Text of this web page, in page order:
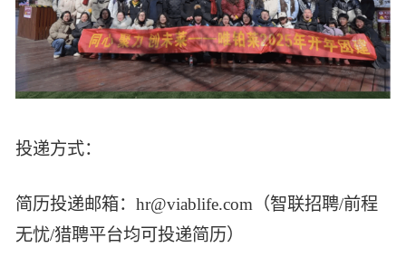
投递方式：
简历投递邮箱：hr@viablife.com（智联招聘/前程
无忧/猎聘平台均可投递简历）